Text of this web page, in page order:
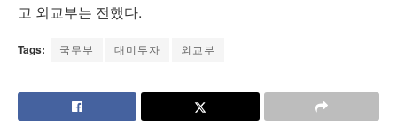
고 외교부는 전했다.
Tags: 국무부 대미투자 외교부